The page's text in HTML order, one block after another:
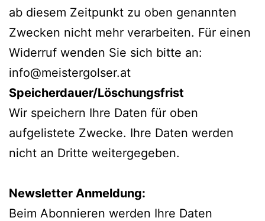
ab diesem Zeitpunkt zu oben genannten
Zwecken nicht mehr verarbeiten. Für einen
Widerruf wenden Sie sich bitte an:
info@meistergolser.at
Speicherdauer/Löschungsfrist
Wir speichern Ihre Daten für oben
aufgelistete Zwecke. Ihre Daten werden
nicht an Dritte weitergegeben.
Newsletter Anmeldung:
Beim Abonnieren werden Ihre Daten